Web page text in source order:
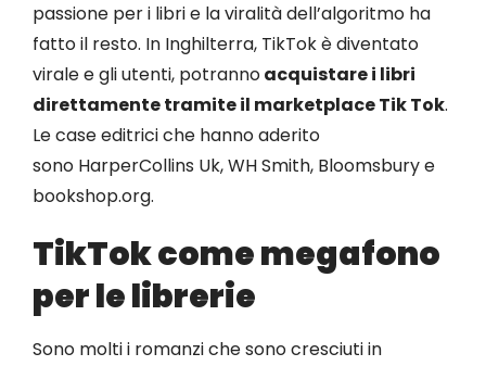
passione per i libri e la viralità dell’algoritmo ha
fatto il resto. In Inghilterra, TikTok è diventato
virale e gli utenti, potrannoacquistare i libri
direttamente tramite il marketplace Tik Tok.
Le case editrici che hanno aderito
sono HarperCollins Uk, WH Smith, Bloomsbury e
bookshop.org.
TikTok come megafono
per le librerie
Sono molti i romanzi che sono cresciuti in